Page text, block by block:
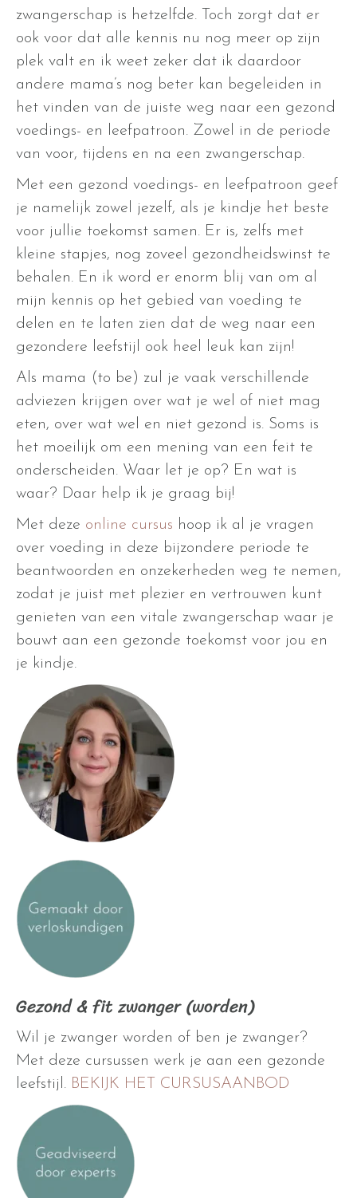
zwangerschap is hetzelfde. Toch zorgt dat er
ook voor dat alle kennis nu nog meer op zijn
plek valt en ik weet zeker dat ik daardoor
andere mama’s nog beter kan begeleiden in
het vinden van de juiste weg naar een gezond
voedings- en leefpatroon. Zowel in de periode
van voor, tijdens en na een zwangerschap.
Met een gezond voedings- en leefpatroon geef
je namelijk zowel jezelf, als je kindje het beste
voor jullie toekomst samen. Er is, zelfs met
kleine stapjes, nog zoveel gezondheidswinst te
behalen. En ik word er enorm blij van om al
mijn kennis op het gebied van voeding te
delen en te laten zien dat de weg naar een
gezondere leefstijl ook heel leuk kan zijn!
Als mama (to be) zul je vaak verschillende
adviezen krijgen over wat je wel of niet mag
eten, over wat wel en niet gezond is. Soms is
het moeilijk om een mening van een feit te
onderscheiden. Waar let je op? En wat is
waar? Daar help ik je graag bij!
Met deze online cursus hoop ik al je vragen
over voeding in deze bijzondere periode te
beantwoorden en onzekerheden weg te nemen,
zodat je juist met plezier en vertrouwen kunt
genieten van een vitale zwangerschap waar je
bouwt aan een gezonde toekomst voor jou en
je kindje.
Gezond & fit zwanger (worden)
Wil je zwanger worden of ben je zwanger?
Met deze cursussen werk je aan een gezonde
leefstijl. BEKIJK HET CURSUSAANBOD